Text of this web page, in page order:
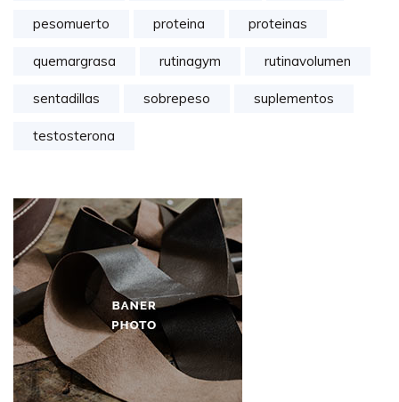
pesomuerto proteina proteinas
quemargrasa rutinagym rutinavolumen
sentadillas sobrepeso suplementos
testosterona